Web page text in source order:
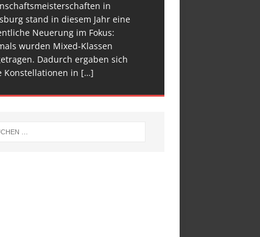
in
stand in diesem Jahr eine
Neuerung im Fokus:
wurden Mixed-Klassen
Dadurch ergaben sich
Konstellationen in […]